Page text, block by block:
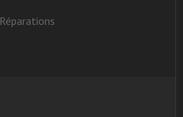
Réparations